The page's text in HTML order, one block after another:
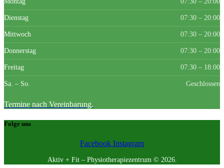
Dienstag 07:30 – 20:00
Mittwoch 07:30 – 20:00
Donnerstag 07:30 – 20:00
Freitag 07:30 – 18:00
Sa. – So. Geschlossen
Termine nach Vereinbarung.
Folge uns
Facebook Instagram
Aktiv + Fit – Physiotherapiezentrum © 2026.